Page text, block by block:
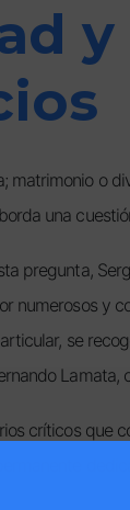
matrimonio o
una
pregunta,
numerosos y
se
críticos que